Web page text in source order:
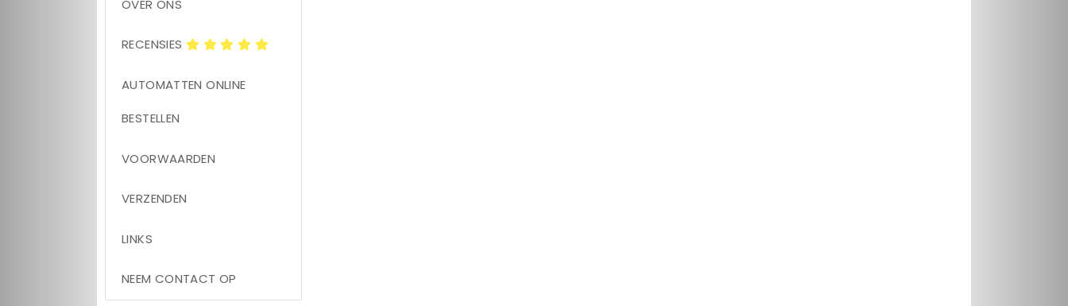
OVER ONS
RECENSIES
AUTOMATTEN ONLINE
BESTELLEN
VOORWAARDEN
VERZENDEN
LINKS
NEEM CONTACT OP